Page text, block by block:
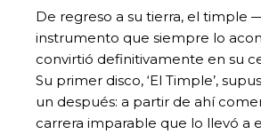
De regreso a su tierra, el timple
instrumento que siempre lo
convirtió definitivamente en su
Su primer disco, ‘El Timple’,
un después: a partir de ahí
carrera imparable que lo llevó a